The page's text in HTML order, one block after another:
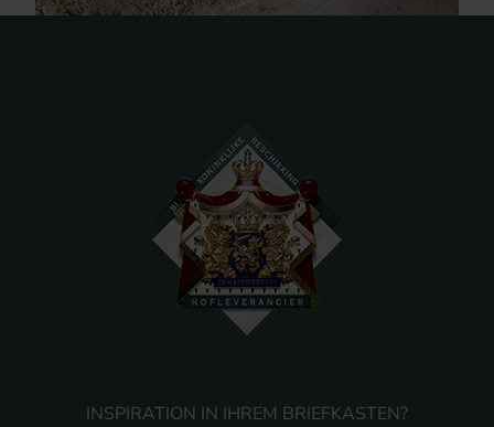
INSPIRATION IN IHREM BRIEFKASTEN?